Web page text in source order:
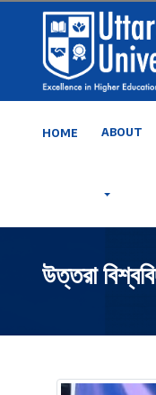
HOME ABOUT
উত্তরা